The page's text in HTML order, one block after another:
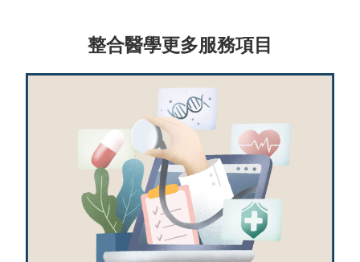
整合醫學更多服務項目